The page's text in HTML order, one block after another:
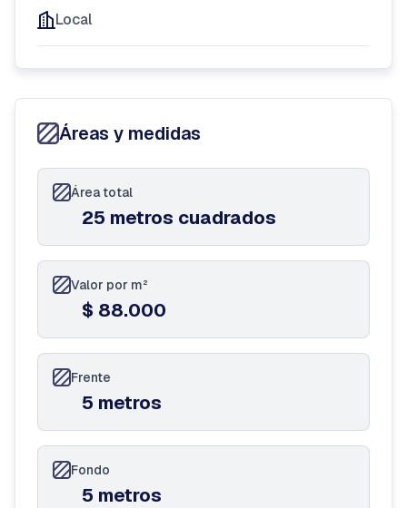
Local
Áreas y medidas
Área total
25 metros cuadrados
Valor por m²
$ 88.000
Frente
5 metros
Fondo
5 metros